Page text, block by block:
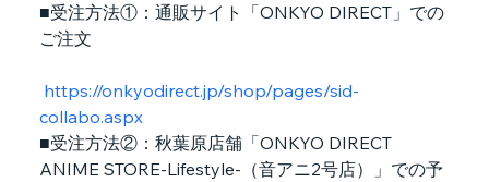
■受注方法①：通販サイト「ONKYO DIRECT」での
ご注文
https://onkyodirect.jp/shop/pages/sid-
collabo.aspx
■受注方法②：秋葉原店舗「ONKYO DIRECT
ANIME STORE-Lifestyle-（音アニ2号店）」での予